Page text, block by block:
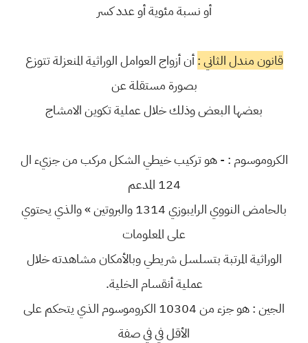
أو نسبة مئوية أو عدد كسر
قانون مندل الثاني :أن أزواج العوامل الوراثية المنعزلة تتوزع
بصورة مستقلة عن
بعضها البعض وذلك خلال عملية تكوين الامشاج
الكروموسوم : - هو تركيب خيطي الشكل مركب من جزيء ال
124 المدعم
بالحامض النووي الرايبوزي 1314 والبروتين » والذي يحتوي
على المعلومات
الوراثية المرتبة بتسلسل شريطي وبالأمكان مشاهدته خلال
عملية أنقسام الخلية.
الجين : هو جزء من 10304 الكروموسوم الذي يتحكم على
الأقل في في صفة